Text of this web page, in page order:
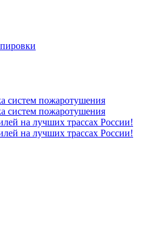
систем пожаротушения
систем пожаротушения
на лучших трассах России!
на лучших трассах России!